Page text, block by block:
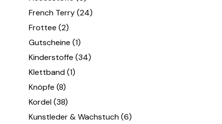
French Terry (24)
Frottee (2)
Gutscheine (1)
Kinderstoffe (34)
Klettband (1)
Knöpfe (8)
Kordel (38)
Kunstleder & Wachstuch (6)